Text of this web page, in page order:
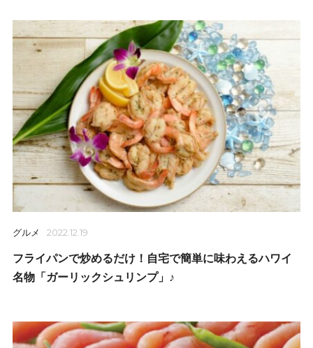
グルメ 2022.12.19
フライパンで炒めるだけ！自宅で簡単に味わえるハワイ
名物「ガーリックシュリンプ」♪